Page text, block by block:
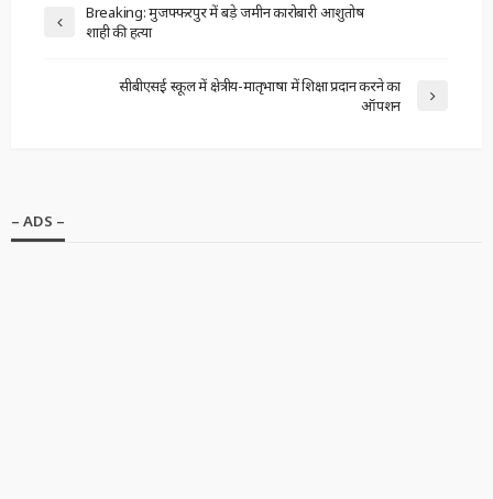
Breaking: मुजफ्फरपुर में बड़े जमीन कारोबारी आशुतोष
शाही की हत्या
सीबीएसई स्कूल में क्षेत्रीय-मातृभाषा में शिक्षा प्रदान करने का
ऑपशन
– ADS –